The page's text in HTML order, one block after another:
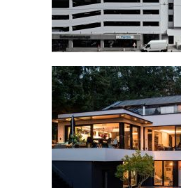
STUDENT HOSTEL
HEILMANNSTRASSE